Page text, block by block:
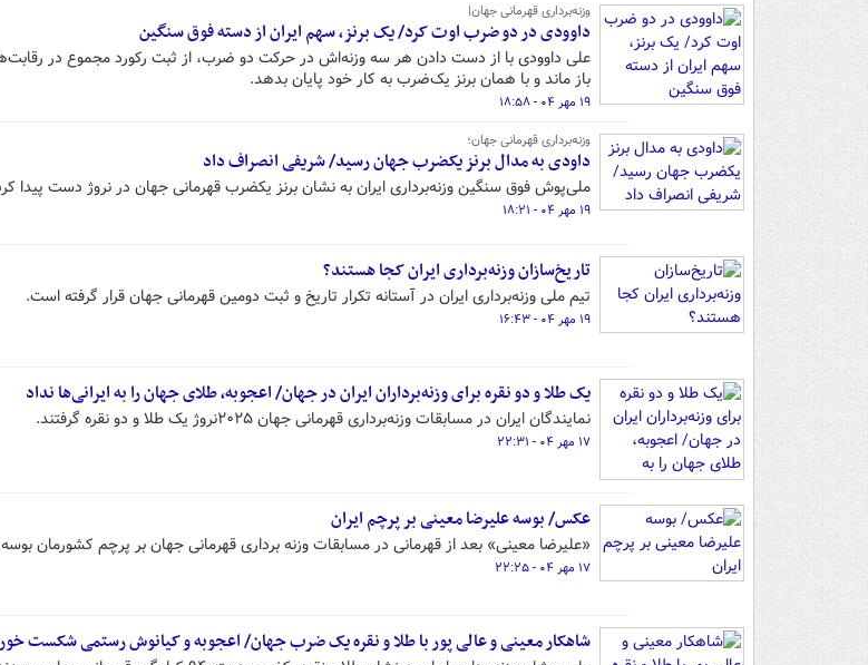
وزنه‌برداری قهرمانی جهان|
داوودی در دو ضرب اوت کرد/ یک برنز، سهم ایران از دسته فوق سنگین
علی داوودی با از دست دادن هر سه وزنه‌اش در حرکت دو ضرب، از ثبت رکورد مجموع در
باز ماند و با همان برنز یک‌ضرب به کار خود پایان بدهد.
۱۹ مهر ۰۴ - ۱۸:۵۸
وزنه‌برداری قهرمانی جهان؛
داودی به مدال برنز یکضرب جهان رسید/ شریفی انصراف داد
ملی‌پوش فوق سنگین وزنه‌برداری ایران به نشان برنز یکضرب قهرمانی جهان در نروژ دست پیدا
۱۹ مهر ۰۴ - ۱۸:۲۱
تاریخ‌سازان وزنه‌برداری ایران کجا هستند؟
تیم ملی وزنه‌برداری ایران در آستانه تکرار تاریخ و ثبت دومین قهرمانی جهان قرار گرفته است.
۱۹ مهر ۰۴ - ۱۶:۴۳
یک طلا و دو نقره برای وزنه‌برداران ایران در جهان/ اعجوبه، طلای جهان را به ایرانی‌ها نداد
نمایندگان ایران در مسابقات وزنه‌برداری قهرمانی جهان ۲۰۲۵نروژ یک طلا و دو نقره گرفتند.
۱۷ مهر ۰۴ - ۲۲:۳۱
عکس/ بوسه علیرضا معینی بر پرچم ایران
«علیرضا معینی» بعد از قهرمانی در مسابقات وزنه برداری قهرمانی جهان بر پرچم کشورمان
۱۷ مهر ۰۴ - ۲۲:۲۵
شاهکار معینی و عالی پور با طلا و نقره یک ضرب جهان/ اعجوبه و کیانوش رستمی شکست